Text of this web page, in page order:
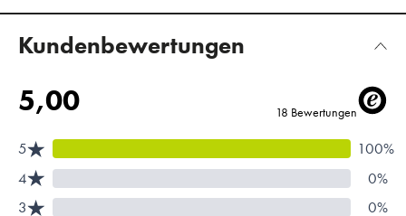
Kundenbewertungen